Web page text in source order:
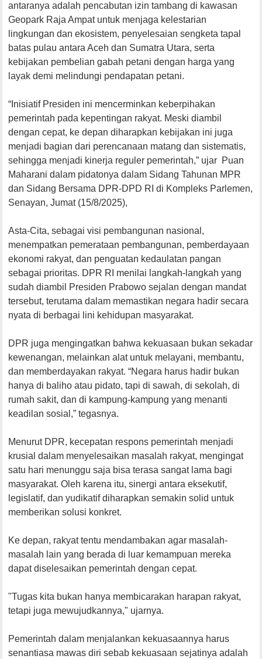
antaranya adalah pencabutan izin tambang di kawasan
Geopark Raja Ampat untuk menjaga kelestarian
lingkungan dan ekosistem, penyelesaian sengketa tapal
batas pulau antara Aceh dan Sumatra Utara, serta
kebijakan pembelian gabah petani dengan harga yang
layak demi melindungi pendapatan petani.
“Inisiatif Presiden ini mencerminkan keberpihakan
pemerintah pada kepentingan rakyat. Meski diambil
dengan cepat, ke depan diharapkan kebijakan ini juga
menjadi bagian dari perencanaan matang dan sistematis,
sehingga menjadi kinerja reguler pemerintah,” ujar Puan
Maharani dalam pidatonya dalam Sidang Tahunan MPR
dan Sidang Bersama DPR-DPD RI di Kompleks Parlemen,
Senayan, Jumat (15/8/2025),
Asta-Cita, sebagai visi pembangunan nasional,
menempatkan pemerataan pembangunan, pemberdayaan
ekonomi rakyat, dan penguatan kedaulatan pangan
sebagai prioritas. DPR RI menilai langkah-langkah yang
sudah diambil Presiden Prabowo sejalan dengan mandat
tersebut, terutama dalam memastikan negara hadir secara
nyata di berbagai lini kehidupan masyarakat.
DPR juga mengingatkan bahwa kekuasaan bukan sekadar
kewenangan, melainkan alat untuk melayani, membantu,
dan memberdayakan rakyat. “Negara harus hadir bukan
hanya di baliho atau pidato, tapi di sawah, di sekolah, di
rumah sakit, dan di kampung-kampung yang menanti
keadilan sosial,” tegasnya.
Menurut DPR, kecepatan respons pemerintah menjadi
krusial dalam menyelesaikan masalah rakyat, mengingat
satu hari menunggu saja bisa terasa sangat lama bagi
masyarakat. Oleh karena itu, sinergi antara eksekutif,
legislatif, dan yudikatif diharapkan semakin solid untuk
memberikan solusi konkret.
Ke depan, rakyat tentu mendambakan agar masalah-
masalah lain yang berada di luar kemampuan mereka
dapat diselesaikan pemerintah dengan cepat.
"Tugas kita bukan hanya membicarakan harapan rakyat,
tetapi juga mewujudkannya," ujarnya.
Pemerintah dalam menjalankan kekuasaannya harus
senantiasa mawas diri sebab kekuasaan sejatinya adalah